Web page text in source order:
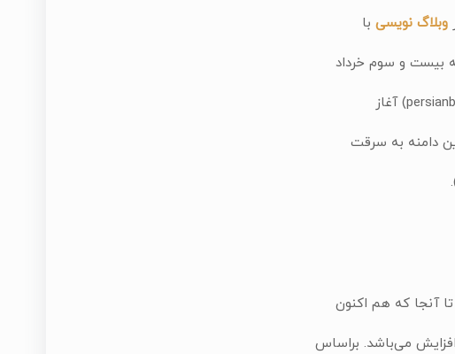
وبلاگ نویسیبا
بیست و سوم خرداد
آنجا که هم اکنون
افزایش می‌باشد. براساس